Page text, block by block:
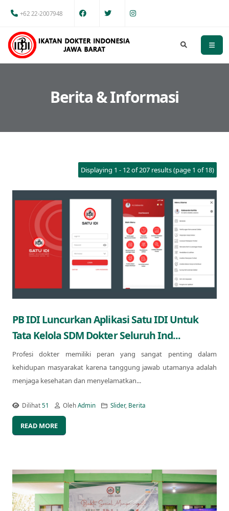
+62 22-2007948
Berita & Informasi
Displaying 1 - 12 of 207 results (page 1 of 18)
PB IDI Luncurkan Aplikasi Satu IDI Untuk
Tata Kelola SDM Dokter Seluruh Ind...
Profesi dokter memiliki peran yang sangat penting dalam
kehidupan masyarakat karena tanggung jawab utamanya adalah
menjaga kesehatan dan menyelamatkan...
Dilihat51 OlehAdmin Slider, Berita
READ MORE